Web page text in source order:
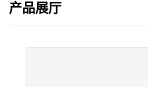
产品展厅